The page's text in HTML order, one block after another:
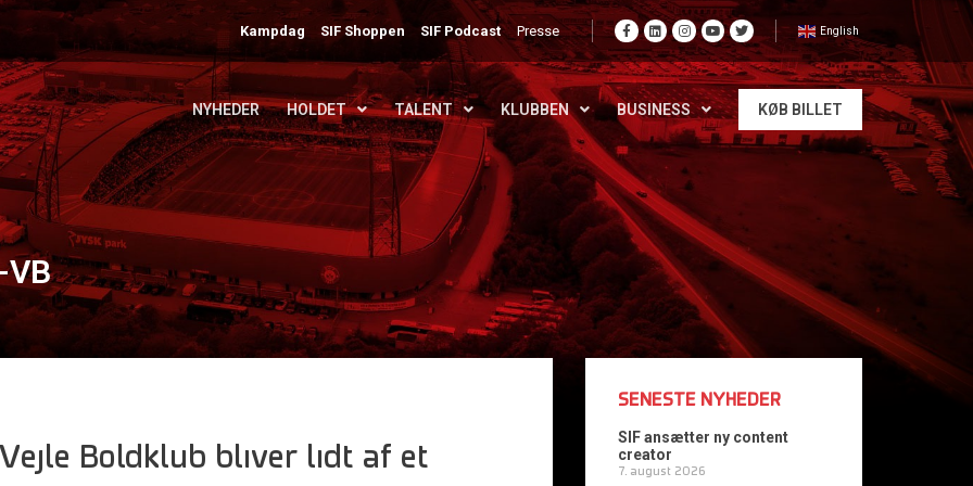
Kampdag SIF Shoppen SIF Podcast Presse English
NYHEDER HOLDET TALENT KLUBBEN BUSINESS KØB BILLET
Boldklub bliver lidt af et
SENESTE NYHEDER
SIF ansætter ny content
creator
7. august 2026